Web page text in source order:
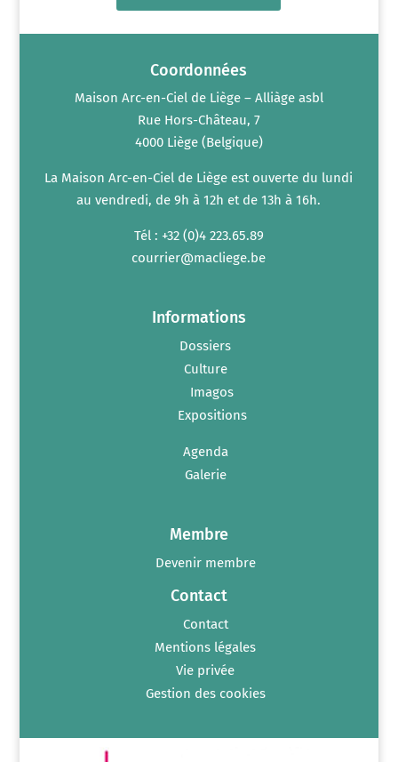
Coordonnées
Maison Arc-en-Ciel de Liège – Alliàge asbl
Rue Hors-Château, 7
4000 Liège (Belgique)
La Maison Arc-en-Ciel de Liège est ouverte du lundi
au vendredi, de 9h à 12h et de 13h à 16h.
Tél : +32 (0)4 223.65.89
courrier@macliege.be
Informations
Dossiers
Culture
Imagos
Expositions
Agenda
Galerie
Membre
Devenir membre
Contact
Contact
Mentions légales
Vie privée
Gestion des cookies